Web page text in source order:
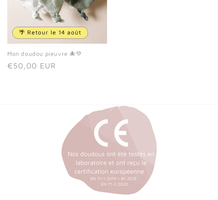
🌴 Retour le 14 août
Mon doudou pieuvre 🐙💚
Prix
€50,00 EUR